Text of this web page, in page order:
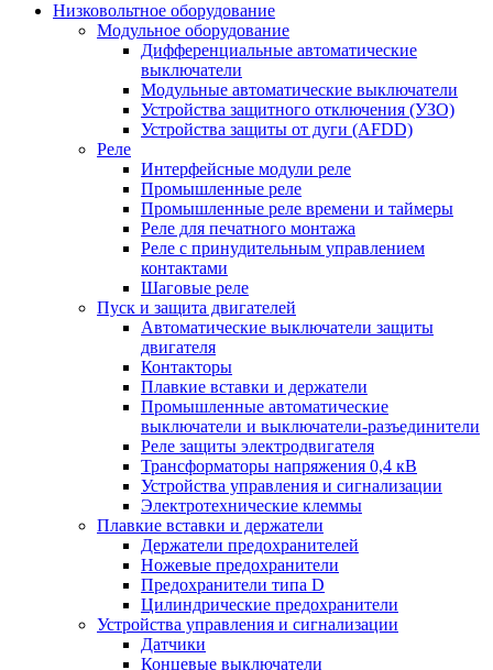
Низковольтное оборудование
Модульное оборудование
Дифференциальные автоматические
выключатели
Модульные автоматические выключатели
Устройства защитного отключения (УЗО)
Устройства защиты от дуги (AFDD)
Реле
Интерфейсные модули реле
Промышленные реле
Промышленные реле времени и таймеры
Реле для печатного монтажа
Реле с принудительным управлением
контактами
Шаговые реле
Пуск и защита двигателей
Автоматические выключатели защиты
двигателя
Контакторы
Плавкие вставки и держатели
Промышленные автоматические
выключатели и выключатели-разъединители
Реле защиты электродвигателя
Трансформаторы напряжения 0,4 кВ
Устройства управления и сигнализации
Электротехнические клеммы
Плавкие вставки и держатели
Держатели предохранителей
Ножевые предохранители
Предохранители типа D
Цилиндрические предохранители
Устройства управления и сигнализации
Датчики
Концевые выключатели